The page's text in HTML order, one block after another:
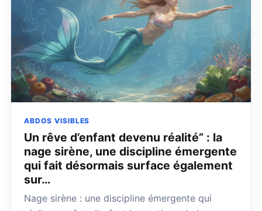
ABDOS VISIBLES
Un rêve d’enfant devenu réalité” : la
nage sirène, une discipline émergente
qui fait désormais surface également
sur…
Nage sirène : une discipline émergente qui